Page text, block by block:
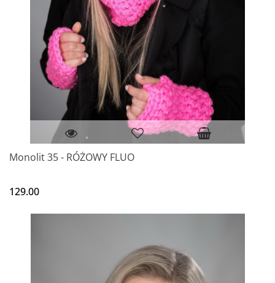
Monolit 35 - RÓŻOWY FLUO
129.00